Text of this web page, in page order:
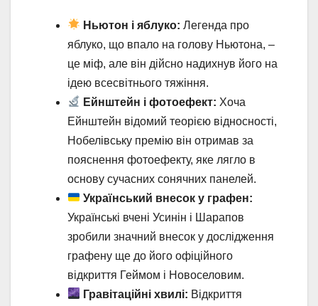
Ньютон і яблуко: Легенда про
яблуко, що впало на голову Ньютона, –
це міф, але він дійсно надихнув його на
ідею всесвітнього тяжіння.
Ейнштейн і фотоефект: Хоча
Ейнштейн відомий теорією відносності,
Нобелівську премію він отримав за
пояснення фотоефекту, яке лягло в
основу сучасних сонячних панелей.
Український внесок у графен:
Українські вчені Усинін і Шарапов
зробили значний внесок у дослідження
графену ще до його офіційного
відкриття Геймом і Новоселовим.
Гравітаційні хвилі: Відкриття